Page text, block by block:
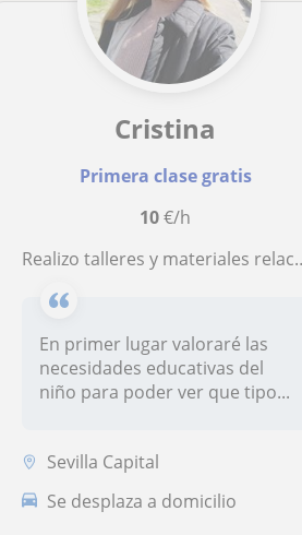
Cristina
Primera clase gratis
10€/h
Realizo talleres y materiales relacionados con los contenidos necesarios para dinamizar el proceso educativo del niño. Suelo trabajar con niños de entre seis a doce años.
En primer lugar valoraré las
necesidades educativas del
niño para poder ver que tipo...
Sevilla Capital
Se desplaza a domicilio